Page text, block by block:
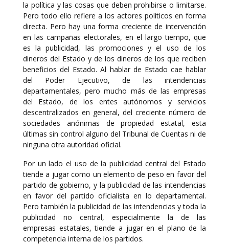
la política y las cosas que deben prohibirse o limitarse.
Pero todo ello refiere a los actores políticos en forma
directa. Pero hay una forma creciente de intervención
en las campañas electorales, en el largo tiempo, que
es la publicidad, las promociones y el uso de los
dineros del Estado y de los dineros de los que reciben
beneficios del Estado. Al hablar de Estado cae hablar
del Poder Ejecutivo, de las intendencias
departamentales, pero mucho más de las empresas
del Estado, de los entes autónomos y servicios
descentralizados en general, del creciente número de
sociedades anónimas de propiedad estatal, esta
últimas sin control alguno del Tribunal de Cuentas ni de
ninguna otra autoridad oficial.
Por un lado el uso de la publicidad central del Estado
tiende a jugar como un elemento de peso en favor del
partido de gobierno, y la publicidad de las intendencias
en favor del partido oficialista en lo departamental.
Pero también la publicidad de las intendencias y toda la
publicidad no central, especialmente la de las
empresas estatales, tiende a jugar en el plano de la
competencia interna de los partidos.